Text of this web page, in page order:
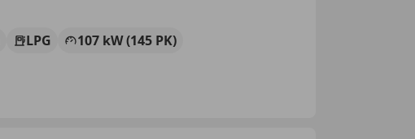
LPG
107 kW (145 PK)